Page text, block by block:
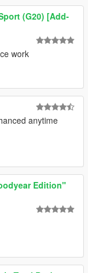
(G20) [Add-
work
anytime
Edition"